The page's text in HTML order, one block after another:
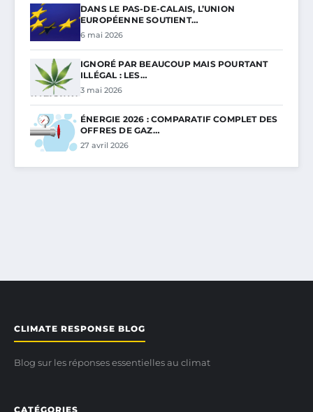
DANS LE PAS-DE-CALAIS, L’UNION
EUROPÉENNE SOUTIENT…
6 mai 2026
IGNORÉ PAR BEAUCOUP MAIS POURTANT
ILLÉGAL : LES…
3 mai 2026
ÉNERGIE 2026 : COMPARATIF COMPLET DES
OFFRES DE GAZ…
27 avril 2026
CLIMATE RESPONSE BLOG
Blog sur les réponses essentielles au climat
CATÉGORIES